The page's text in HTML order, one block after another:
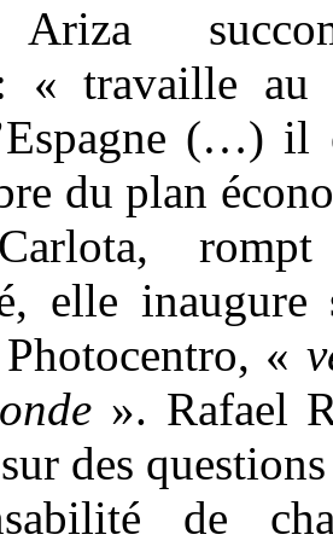
Ariza
« travaille au
(…) il
du plan
elle inaugure
«
». Rafael
des
de